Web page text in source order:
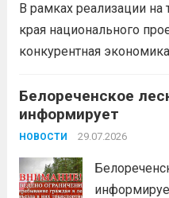
низким
Ждем Вас...
В рамках реализации на
края национального
конкурентная
доступных мерах
среднего
желающих вести
Белореченское
информирует
НОВОСТИ 29.07.2026